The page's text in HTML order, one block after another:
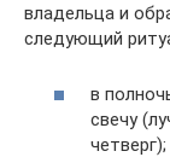
владельца и
следующий
в
свечу
четверг);